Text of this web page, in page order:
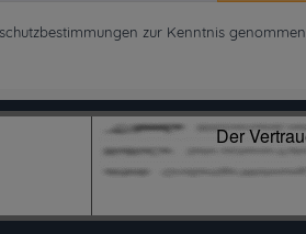
zur Kenntnis genommen.